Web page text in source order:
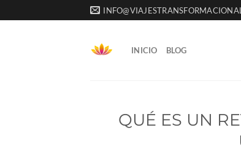
al
INICIO BLOG
QUÉ ES UN